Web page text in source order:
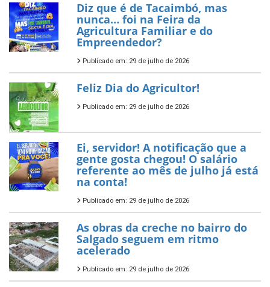
Diz que é de Tacaimbó, mas
nunca… foi na Feira da
Agricultura Familiar e do
Empreendedor?
Publicado em: 29 de julho de 2026
Feliz Dia do Agricultor!
Publicado em: 29 de julho de 2026
Ei, servidor! A notificação que a
gente gosta chegou! O salário
referente ao mês de julho já está
na conta!
Publicado em: 29 de julho de 2026
As obras da creche no bairro do
Salgado seguem em ritmo
acelerado
Publicado em: 29 de julho de 2026